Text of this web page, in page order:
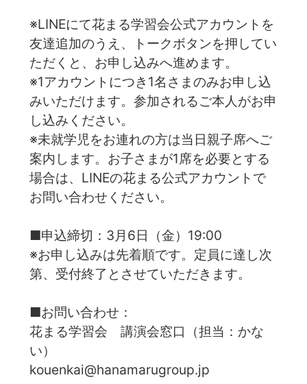
※LINEにて花まる学習会公式アカウントを
友達追加のうえ、トークボタンを押してい
ただくと、お申し込みへ進めます。
※1アカウントにつき1名さまのみお申し込
みいただけます。参加されるご本人がお申
し込みください。
※未就学児をお連れの方は当日親子席へご
案内します。お子さまが1席を必要とする
場合は、LINEの花まる公式アカウントで
お問い合わせください。
■申込締切：3月6日（金）19:00
※お申し込みは先着順です。定員に達し次
第、受付終了とさせていただきます。
■お問い合わせ：
花まる学習会 講演会窓口（担当：かな
い）
kouenkai@hanamarugroup.jp